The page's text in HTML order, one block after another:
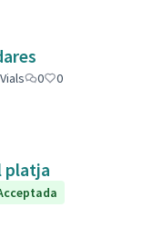
0
0
platja